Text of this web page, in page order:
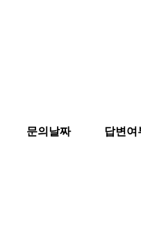
문의날짜 답변여